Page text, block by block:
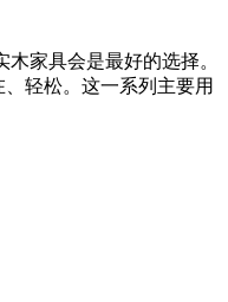
家具会是最好的选择。
轻松。这一系列主要用